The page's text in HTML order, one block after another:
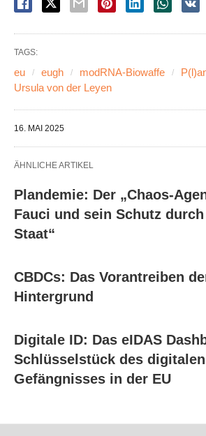
TAGS:
eu eugh modRNA-Biowaffe
Ursula von der Leyen
16. MAI 2025
ÄHNLICHE ARTIKEL
Plandemie: Der „Chaos-
Fauci und sein Schutz
Staat“
CBDCs: Das Vorantreiben
Hintergrund
Digitale ID: Das eIDAS
Schlüsselstück des digitalen
Gefängnisses in der EU